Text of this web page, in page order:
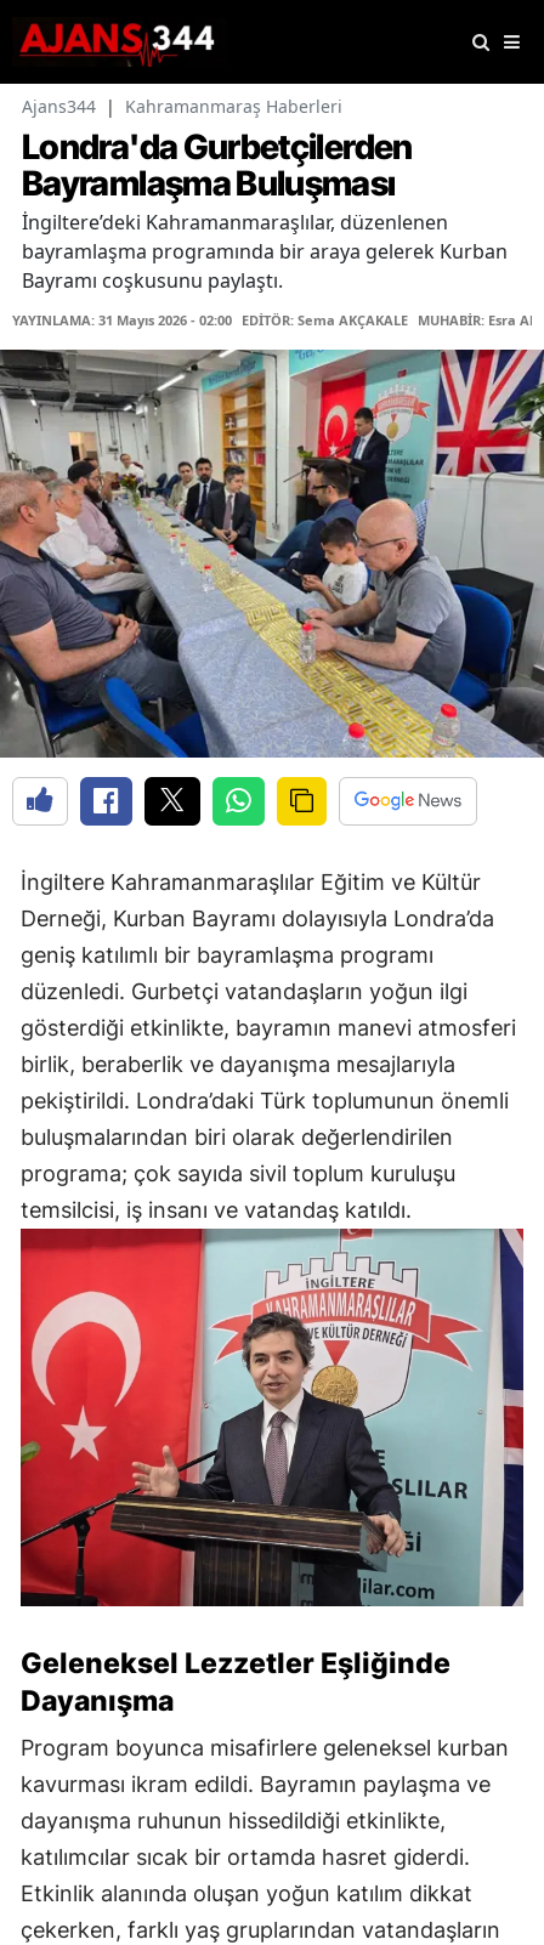
Ajans344 | Kahramanmaraş Haberleri
Londra'da Gurbetçilerden
Bayramlaşma Buluşması
İngiltere’deki Kahramanmaraşlılar, düzenlenen
bayramlaşma programında bir araya gelerek Kurban
Bayramı coşkusunu paylaştı.
YAYINLAMA: 31 Mayıs 2026 - 02:00 EDİTÖR: Sema AKÇAKALE MUHABİR: Esra
İngiltere Kahramanmaraşlılar Eğitim ve Kültür
Derneği, Kurban Bayramı dolayısıyla Londra’da
geniş katılımlı bir bayramlaşma programı
düzenledi. Gurbetçi vatandaşların yoğun ilgi
gösterdiği etkinlikte, bayramın manevi atmosferi
birlik, beraberlik ve dayanışma mesajlarıyla
pekiştirildi. Londra’daki Türk toplumunun önemli
buluşmalarından biri olarak değerlendirilen
programa; çok sayıda sivil toplum kuruluşu
temsilcisi, iş insanı ve vatandaş katıldı.
Geleneksel Lezzetler Eşliğinde
Dayanışma
Program boyunca misafirlere geleneksel kurban
kavurması ikram edildi. Bayramın paylaşma ve
dayanışma ruhunun hissedildiği etkinlikte,
katılımcılar sıcak bir ortamda hasret giderdi.
Etkinlik alanında oluşan yoğun katılım dikkat
çekerken, farklı yaş gruplarından vatandaşların